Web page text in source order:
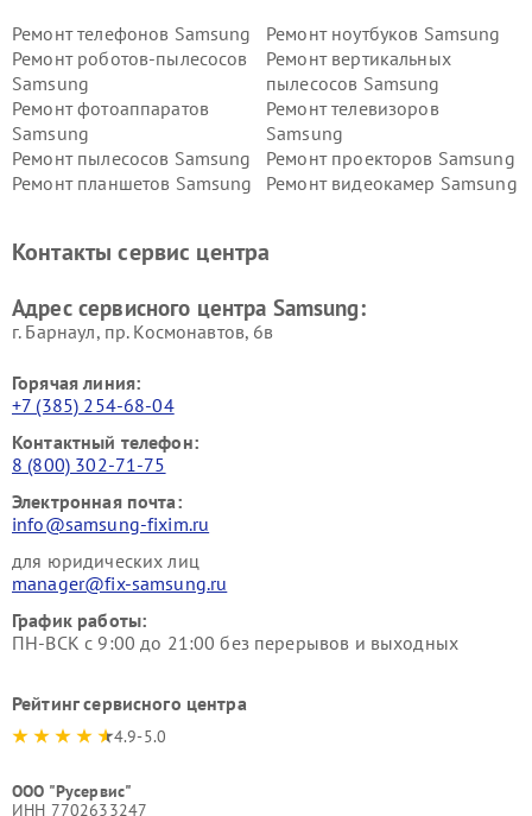
Ремонт телефонов Samsung
Ремонт ноутбуков Samsung
Ремонт роботов-пылесосов
Samsung
Ремонт вертикальных
пылесосов Samsung
Ремонт фотоаппаратов
Samsung
Ремонт телевизоров
Samsung
Ремонт пылесосов Samsung
Ремонт проекторов Samsung
Ремонт планшетов Samsung
Ремонт видеокамер Samsung
Контакты сервис центра
Адрес сервисного центра Samsung:
г. Барнаул, ​пр. Космонавтов, 6в
Горячая линия:
+7 (385) 254-68-04
Контактный телефон:
8 (800) 302-71-75
Электронная почта:
info@samsung-fixim.ru
для юридических лиц
manager@fix-samsung.ru
График работы:
ПН-ВСК с 9:00 до 21:00 без перерывов и выходных
Рейтинг сервисного центра
4.9-5.0
ООО "Русервис"
ИНН 7702633247